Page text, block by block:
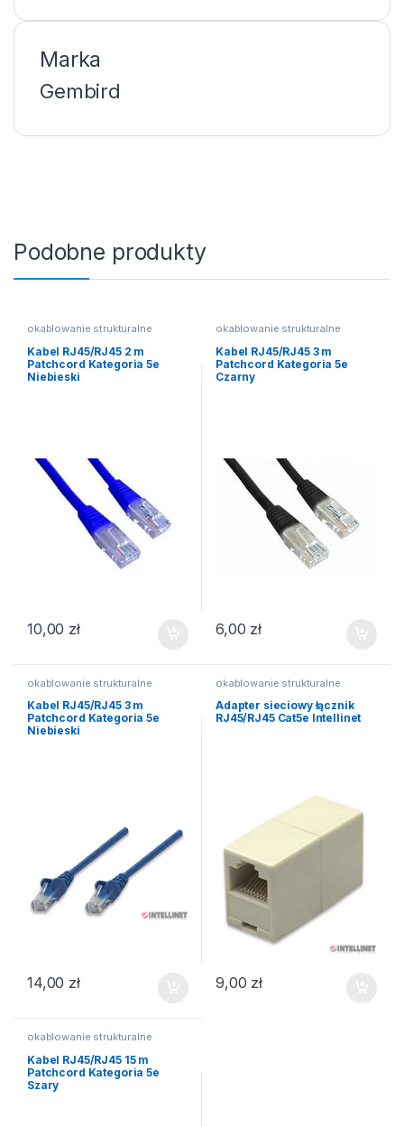
Marka
Gembird
Podobne produkty
okablowanie strukturalne
Kabel RJ45/RJ45 2 m
Patchcord Kategoria 5e
Niebieski
10,00 zł
okablowanie strukturalne
Kabel RJ45/RJ45 3 m
Patchcord Kategoria 5e
Czarny
6,00 zł
okablowanie strukturalne
Kabel RJ45/RJ45 3 m
Patchcord Kategoria 5e
Niebieski
14,00 zł
okablowanie strukturalne
Adapter sieciowy łącznik
RJ45/RJ45 Cat5e Intellinet
9,00 zł
okablowanie strukturalne
Kabel RJ45/RJ45 15 m
Patchcord Kategoria 5e
Szary